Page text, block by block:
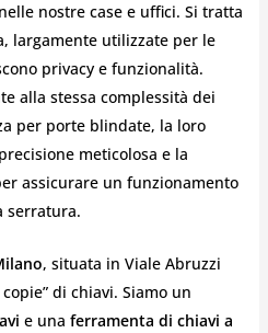
nostre case e uffici. Si tratta
largamente utilizzate per le
privacy e funzionalità.
alla stessa complessità dei
per porte blindate, la loro
meticolosa e la
assicurare un funzionamento
serratura.
, situata in Viale Abruzzi
di chiavi. Siamo un
e una ferramenta di chiavi a